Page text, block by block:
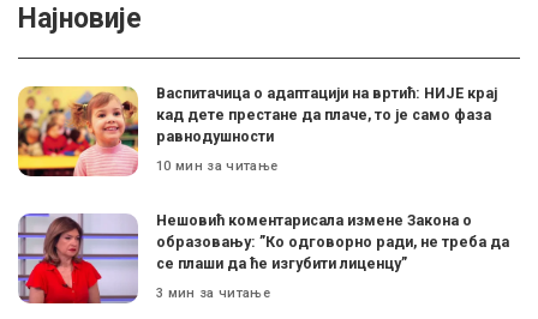
Најновије
Васпитачица о адаптацији на вртић: НИЈЕ крај
кад дете престане да плаче, то је само фаза
равнодушности
10 мин за читање
Нешовић коментарисала измене Закона о
образовању: ”Ко одговорно ради, не треба да
се плаши да ће изгубити лиценцу”
3 мин за читање